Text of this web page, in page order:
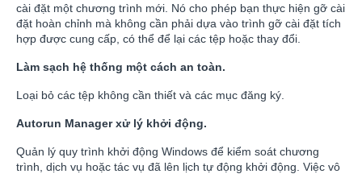
cài đặt một chương trình mới. Nó cho phép bạn thực hiện gỡ cài
đặt hoàn chỉnh mà không cần phải dựa vào trình gỡ cài đặt tích
hợp được cung cấp, có thể để lại các tệp hoặc thay đổi.
Làm sạch hệ thống một cách an toàn.
Loại bỏ các tệp không cần thiết và các mục đăng ký.
Autorun Manager xử lý khởi động.
Quản lý quy trình khởi động Windows để kiểm soát chương
trình, dịch vụ hoặc tác vụ đã lên lịch tự động khởi động. Việc vô